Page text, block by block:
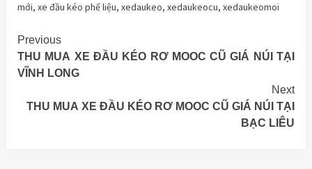
mới, xe đầu kéo phế liệu, xedaukeo, xedaukeocu, xedaukeomoi
Continue
Reading
Previous
THU MUA XE ĐẦU KÉO RƠ MOOC CŨ GIÁ NÚI TẠI
VĨNH LONG
Next
THU MUA XE ĐẦU KÉO RƠ MOOC CŨ GIÁ NÚI TẠI
BẠC LIÊU